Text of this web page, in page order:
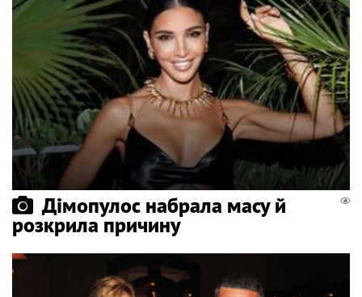
Дімопулос набрала масу й
розкрила причину